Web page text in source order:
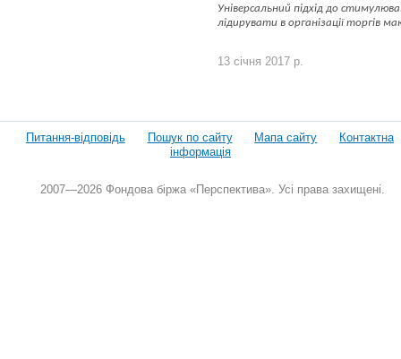
Універсальний підхід до
лідирувати в організації торгів
13 січня 2017 р.
Питання-відповідь Пошук по сайту Мапа сайту
Контактна
інформація
2007—2026 Фондова біржа «Перспектива». Усі права захищені.